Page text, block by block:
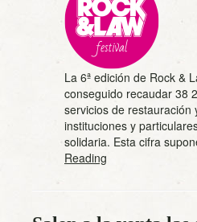
La 6ª edición de Rock &
conseguido recaudar 38
servicios de
instituciones y
solidaria. Esta cifra
Reading